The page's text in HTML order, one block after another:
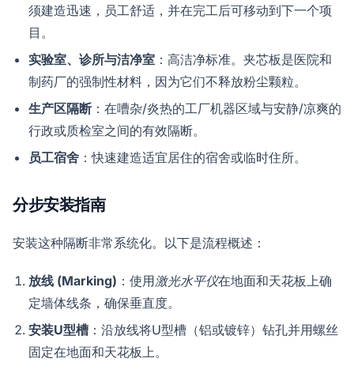
须建造迅速，员工舒适，并在完工后可移动到下一个项
目。
实验室、诊所与洁净室 ：高洁净标准。夹芯板是医院和
制药厂的强制性材料，因为它们不释放粉尘颗粒。
生产区隔断 ：在嘈杂/炎热的工厂机器区域与安静/凉爽的
行政或质检室之间的有效隔断。
员工宿舍 ：快速建造适宜居住的宿舍或临时住所。
分步安装指南
安装这种隔断非常系统化。以下是流程概述：
放线 (Marking) ：使用激光水平仪在地面和天花板上确
定墙体线条，确保垂直度。
安装U型槽 ：沿放线将U型槽（铝或镀锌）钻孔并用螺丝
固定在地面和天花板上。